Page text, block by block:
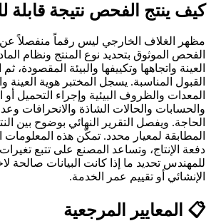
كيف ينتج الفحص نتيجة قابلة
مظهر الغلاف الخارجي ليس رقماً منفصلاً
الفحص الموثوق بتحديد نوع المنتج ونظام
العينة واتجاهها وتكييفها والبيئة المقصودة،
القبول المناسبة. يسجل المختبر هوية العينة
المعدات والظروف البيئية وإجراء التحميل أو
والحسابات والحالات الشاذة والانحرافات
الحاجة. ويفصل التقرير النهائي بوضوح بين
المطابقة لمعيار محدد. تمكّن هذه
دفعة الإنتاج، وتساعد المصنع على تتبع تغيرات
للمهندس تحديد ما إذا كانت البيانات صالحة
الإنشائي أو تقييم عمر الخدمة.
📋 المعايير المرجعية